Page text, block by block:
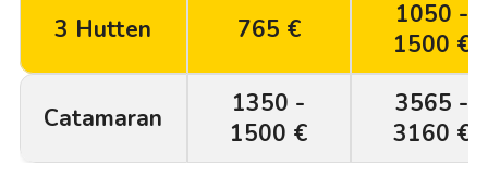
3 Hutten 765 €
1050 -
1500 €
Catamaran
1350 -
1500 €
3565 -
3160 €